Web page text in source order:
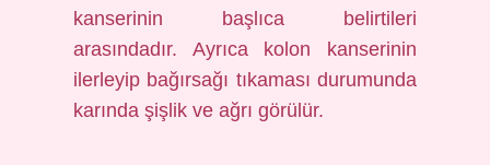
kanserinin başlıca belirtileri
arasındadır. Ayrıca kolon kanserinin
ilerleyip bağırsağı tıkaması durumunda
karında şişlik ve ağrı görülür.